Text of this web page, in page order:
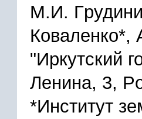
М.И.
"Иpкутcкий
Ленина, 3,
*Инcтитут